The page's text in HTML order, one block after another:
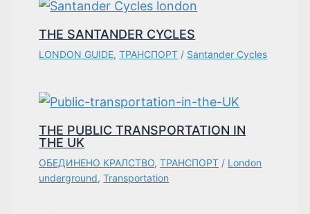
THE SANTANDER CYCLES
LONDON GUIDE,ТРАНСПОРТ / Santander Cycles
THE PUBLIC TRANSPORTATION IN
THE UK
ОБЕДИНЕНО КРАЛСТВО,ТРАНСПОРТ / London
underground,Transportation